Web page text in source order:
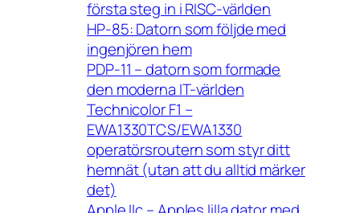
första steg in i RISC-världen
HP-85: Datorn som följde med
ingenjören hem
PDP-11 – datorn som formade
den moderna IT-världen
Technicolor F1 –
EWA1330TCS/EWA1330
operatörsroutern som styr ditt
hemnät (utan att du alltid märker
det)